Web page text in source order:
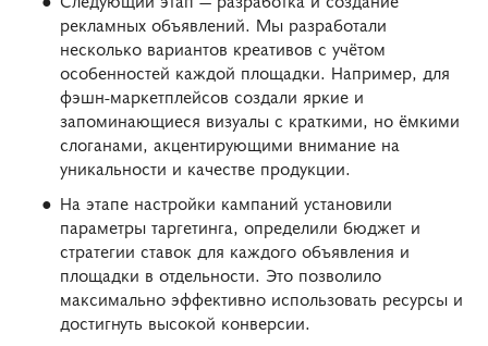
рекламных объявлений. Мы разработали
несколько вариантов креативов с учётом
особенностей каждой площадки. Например, для
фэшн-маркетплейсов создали яркие и
запоминающиеся визуалы с краткими, но ёмкими
слоганами, акцентирующими внимание на
уникальности и качестве продукции.
На этапе настройки кампаний установили
параметры таргетинга, определили бюджет и
стратегии ставок для каждого объявления и
площадки в отдельности. Это позволило
максимально эффективно использовать ресурсы и
достигнуть высокой конверсии.